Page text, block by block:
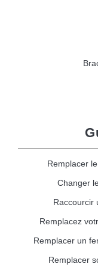
Remplacer
Changer
Raccourcir
Remplacez
Remplacer un
Remplacer